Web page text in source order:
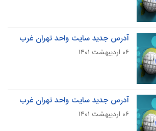
آدرس جدید سایت واحد تهران غرب
۰۶ اردیبهشت ۱۴۰۱
آدرس جدید سایت واحد تهران غرب
۰۶ اردیبهشت ۱۴۰۱